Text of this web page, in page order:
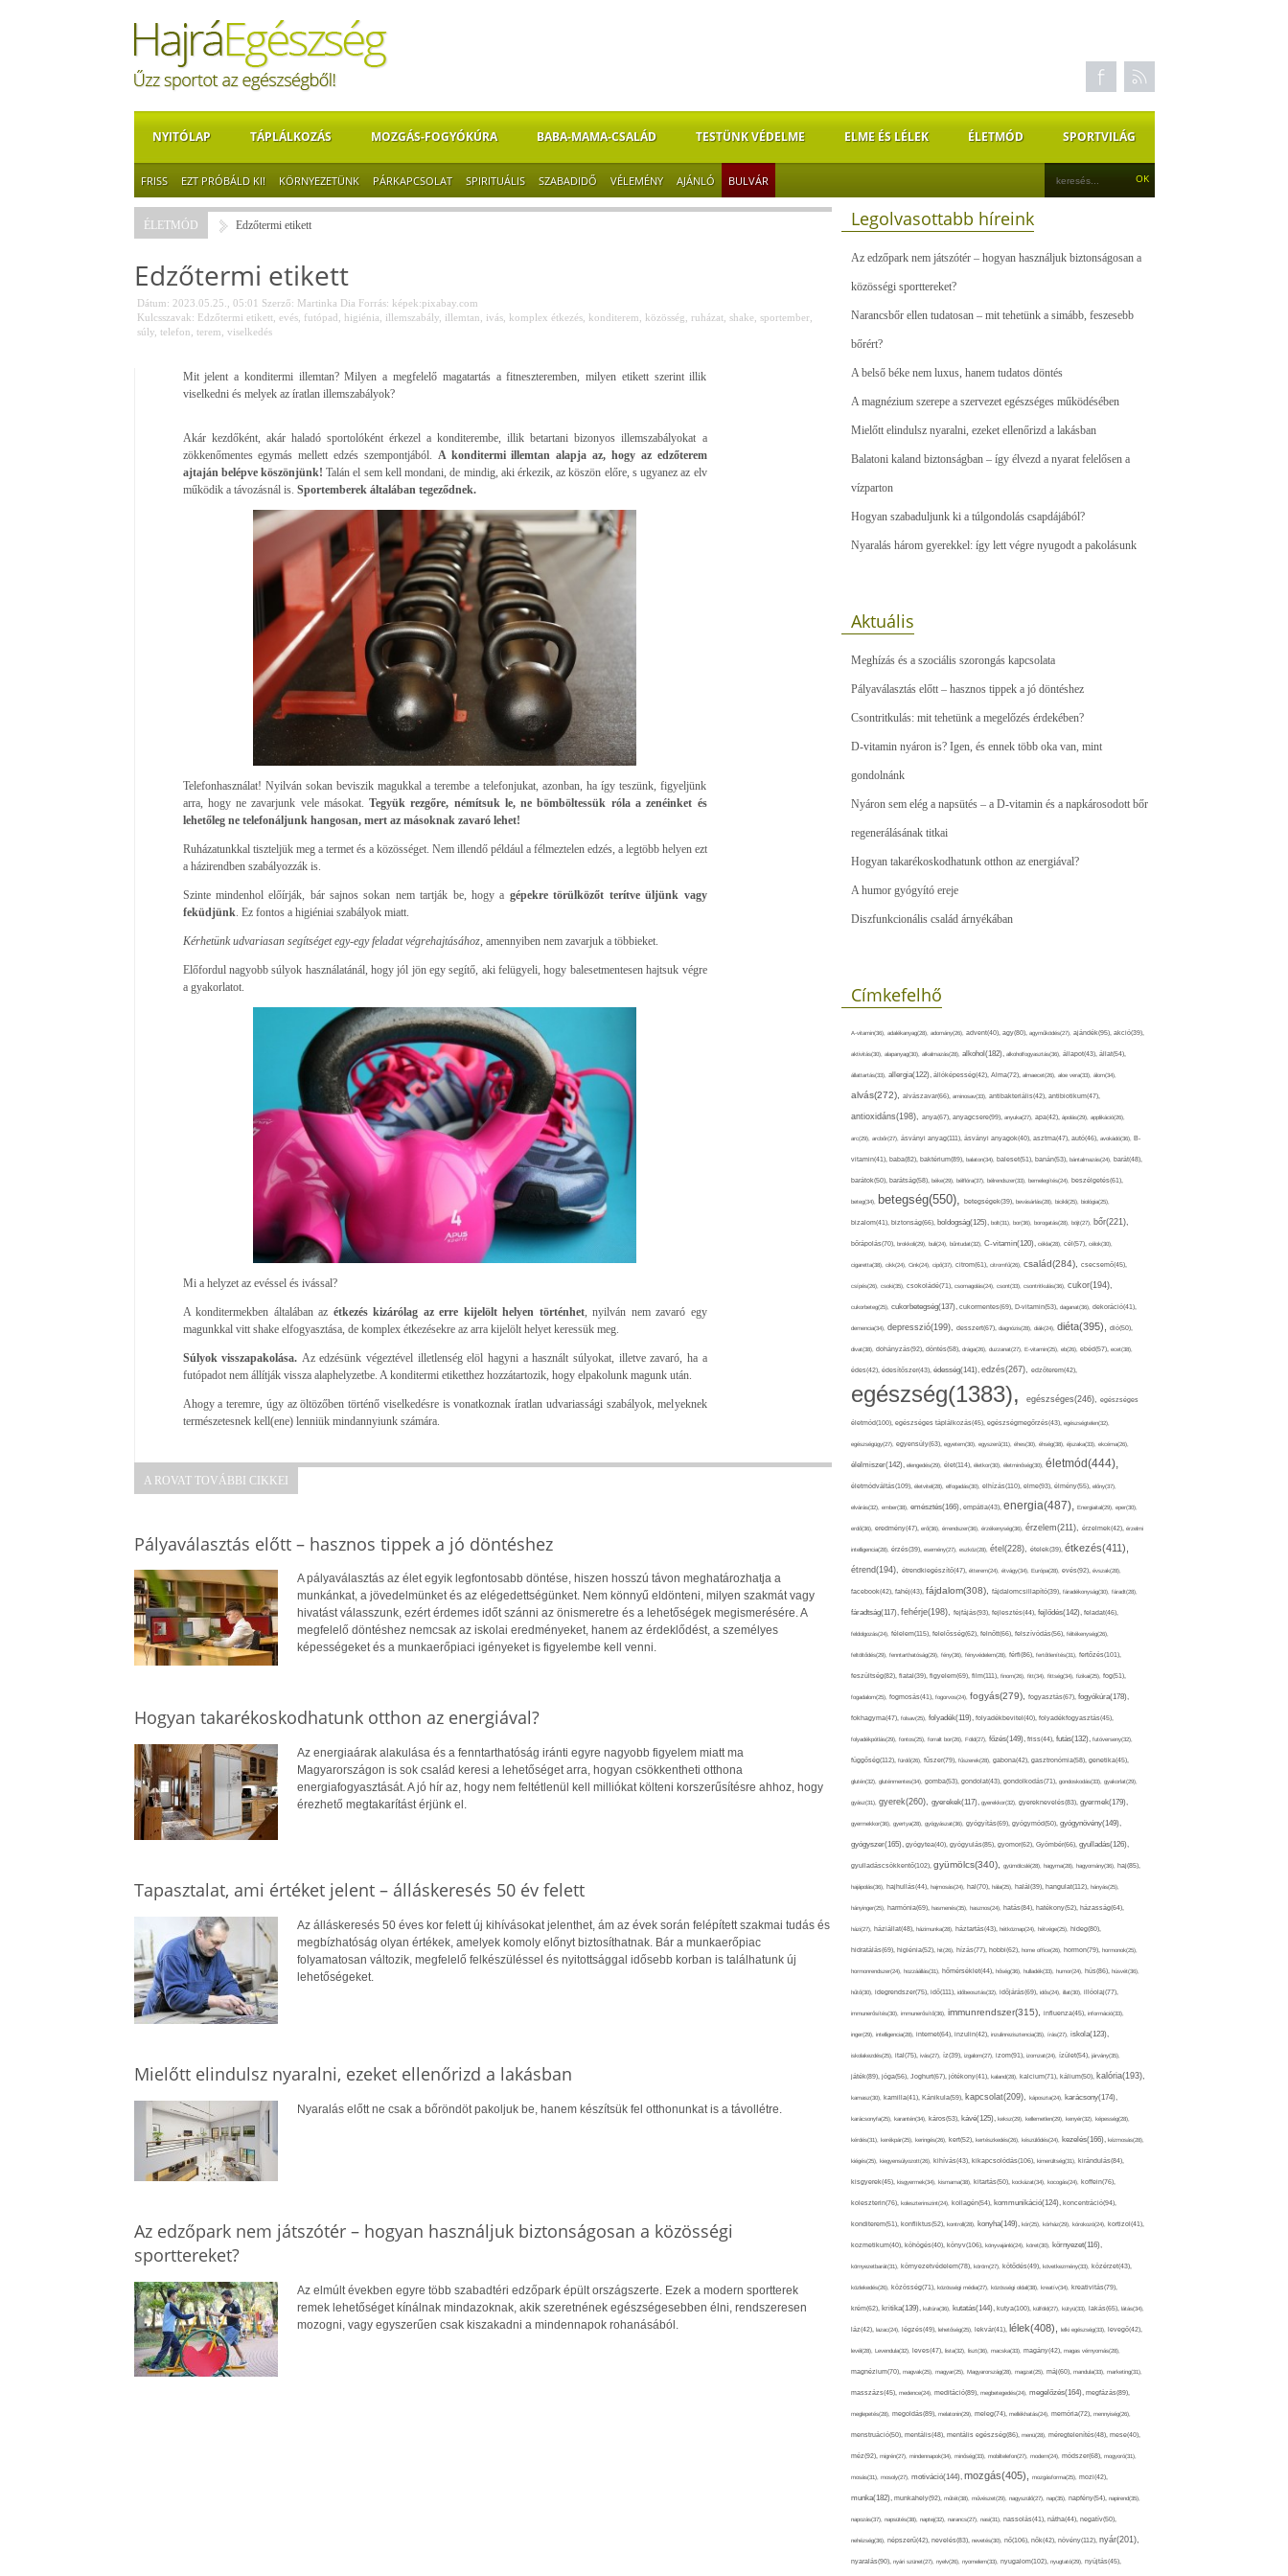
NYITÓLAP TÁPLÁLKOZÁS MOZGÁS-FOGYÓKÚRA BABA-MAMA-CSALÁD TESTÜNK VÉDELME ELME ÉS LÉLEK ÉLETMÓD SPORTVILÁG
FRISS EZT PRÓBÁLD KI! KÖRNYEZETÜNK PÁRKAPCSOLAT SPIRITUÁLIS SZABADIDŐ VÉLEMÉNY AJÁNLÓ BULVÁR
ÉLETMÓD Edzőtermi etikett
Edzőtermi etikett
Dátum: 2023.05.25., 05:01 Szerző: Martinka Dia Forrás: képek:pixabay.com
Kulcsszavak: Edzőtermi etikett, evés, futópad higiénia illemszabály, illemtan ivás, komplex étkezés, konditerem közösség ruházat, shake, sportember,
súly, telefon terem viselkedés
Mit jelent a konditermi illemtan? Milyen a megfelelő magatartás a fitneszteremben, milyen etikett szerint illik
viselkedni és melyek az íratlan illemszabályok?
Akár kezdőként, akár haladó sportolóként érkezel a konditerembe, illik betartani bizonyos illemszabályokat a
zökkenőmentes egymás mellett edzés szempontjából. A konditermi illemtan alapja az, hogy az edzőterem
ajtaján belépve köszönjünk!Talán el sem kell mondani, de mindig, aki érkezik, az köszön előre, s ugyanez az elv
működik a távozásnál is. Sportemberek általában tegeződnek.
Telefonhasználat! Nyilván sokan beviszik magukkal a terembe a telefonjukat, azonban, ha így teszünk, figyeljünk
arra, hogy ne zavarjunk vele másokat.Tegyük rezgőre, némítsuk le, ne bömböltessük róla a zenéinket és
lehetőleg ne telefonáljunk hangosan, mert az másoknak zavaró lehet!
Ruházatunkkal tiszteljük meg a termet és a közösséget. Nem illendő például a félmeztelen edzés, a legtöbb helyen ezt
a házirendben szabályozzák is.
Szinte mindenhol előírják, bár sajnos sokan nem tartják be, hogy a gépekre törülközőt terítve üljünk vagy
feküdjünk . Ez fontos a higiéniai szabályok miatt.
Kérhetünk udvariasan segítséget egy-egy feladat végrehajtásához, amennyiben nem zavarjuk a többieket.
Előfordul nagyobb súlyok használatánál, hogy jól jön egy segítő, aki felügyeli, hogy balesetmentesen hajtsuk végre
a gyakorlatot.
Mi a helyzet az evéssel és ivással?
A konditermekben általában az étkezés kizárólag az erre kijelölt helyen történhet, nyilván nem zavaró egy
magunkkal vitt shake elfogyasztása, de komplex étkezésekre az arra kijelölt helyet keressük meg.
Súlyok visszapakolása. Az edzésünk végeztével illetlenség elöl hagyni a használt súlyokat, illetve zavaró, ha a
futópadot nem állítják vissza alaphelyzetbe. A konditermi etiketthez hozzátartozik, hogy elpakolunk magunk után.
Ahogy a teremre, úgy az öltözőben történő viselkedésre is vonatkoznak íratlan udvariassági szabályok, melyeknek
természetesnek kell(ene) lenniük mindannyiunk számára.
A ROVAT TOVÁBBI CIKKEI
Pályaválasztás előtt – hasznos tippek a jó döntéshez
A pályaválasztás az élet egyik legfontosabb döntése, hiszen hosszú távon meghatározhatja a
munkánkat, a jövedelmünket és az elégedettségünket. Nem könnyű eldönteni, milyen szakmát vagy
hivatást válasszunk, ezért érdemes időt szánni az önismeretre és a lehetőségek megismerésére. A
megfelelő döntéshez nemcsak az iskolai eredményeket, hanem az érdeklődést, a személyes
képességeket és a munkaerőpiaci igényeket is figyelembe kell venni.
Hogyan takarékoskodhatunk otthon az energiával?
Az energiaárak alakulása és a fenntarthatóság iránti egyre nagyobb figyelem miatt ma
Magyarországon is sok család keresi a lehetőséget arra, hogyan csökkentheti otthona
energiafogyasztását. A jó hír az, hogy nem feltétlenül kell milliókat költeni korszerűsítésre ahhoz, hogy
érezhető megtakarítást érjünk el.
Tapasztalat, ami értéket jelent – álláskeresés 50 év felett
Az álláskeresés 50 éves kor felett új kihívásokat jelenthet, ám az évek során felépített szakmai tudás és
megbízhatóság olyan értékek, amelyek komoly előnyt biztosíthatnak. Bár a munkaerőpiac
folyamatosan változik, megfelelő felkészüléssel és nyitottsággal idősebb korban is találhatunk új
lehetőségeket.
Mielőtt elindulsz nyaralni, ezeket ellenőrizd a lakásban
Nyaralás előtt ne csak a bőröndöt pakoljuk be, hanem készítsük fel otthonunkat is a távollétre.
Az edzőpark nem játszótér – hogyan használjuk biztonságosan a közösségi
sporttereket?
Az elmúlt években egyre több szabadtéri edzőpark épült országszerte. Ezek a modern sportterek
remek lehetőséget kínálnak mindazoknak, akik szeretnének egészségesebben élni, rendszeresen
mozogni, vagy egyszerűen csak kiszakadni a mindennapok rohanásából.
Legolvasottabb híreink
Az edzőpark nem játszótér – hogyan használjuk biztonságosan a
közösségi sporttereket?
Narancsbőr ellen tudatosan – mit tehetünk a simább, feszesebb
bőrért?
A belső béke nem luxus, hanem tudatos döntés
A magnézium szerepe a szervezet egészséges működésében
Mielőtt elindulsz nyaralni, ezeket ellenőrizd a lakásban
Balatoni kaland biztonságban – így élvezd a nyarat felelősen a
vízparton
Hogyan szabaduljunk ki a túlgondolás csapdájából?
Nyaralás három gyerekkel: így lett végre nyugodt a pakolásunk
Aktuális
Meghízás és a szociális szorongás kapcsolata
Pályaválasztás előtt – hasznos tippek a jó döntéshez
Csontritkulás: mit tehetünk a megelőzés érdekében?
D-vitamin nyáron is? Igen, és ennek több oka van, mint
gondolnánk
Nyáron sem elég a napsütés – a D-vitamin és a napkárosodott bőr
regenerálásának titkai
Hogyan takarékoskodhatunk otthon az energiával?
A humor gyógyító ereje
Diszfunkcionális család árnyékában
Címkefelhő
A-vitamin(36), adalékanyag(28), adomány(26), advent(40), agy(80), agyműködés(27), ajándék(95), akció(39),
aktivitás(30), alapanyag(30), alkalmazás(28), alkohol(182), alkoholfogyasztás(36), állapot(43), állat(54),
állattartás(33), allergia(122), állóképesség(42), Alma(72), almaecet(26), aloe vera(33), álom(34),
alvás(272), alvászavar(66), aminosav(33), antibakteriális(42), antibiotikum(47),
antioxidáns(198), anya(67), anyagcsere(99), anyuka(27), apa(42), ápolás(29), applikáció(26),
arc(29), arcbőr(27), ásványi anyag(111), ásványi anyagok(40), asztma(47), autó(46), avokádó(36), B-
vitamin(41), baba(82), baktérium(89), balaton(34), baleset(51), banán(53), bántalmazás(24), barát(48),
barátok(50), barátság(58), béke(29), bélflóra(37), bélrendszer(33), bemelegítés(24), beszélgetés(61),
beteg(34), betegség(550), betegségek(39), bevásárlás(28), bicikli(25), biológia(25),
bizalom(41), biztonság(66), boldogság(125), bolt(31), bor(36), borogatás(28), böjt(27), bőr(221),
bőrápolás(70), brokkoli(29), buli(24), bűntudat(32), C-vitamin(120), cékla(28), cél(57), célok(30),
cigaretta(38), cikk(24), Cink(24), cipő(37), citrom(61), citromfű(26), család(284), csecsemő(45),
csípés(26), csoki(35), csokoládé(71), csomagolás(24), csont(33), csontritkulás(36), cukor(194),
cukorbeteg(25), cukorbetegség(137), cukormentes(69), D-vitamin(53), daganat(36), dekoráció(41),
demencia(34), depresszió(199), desszert(67), diagnózis(28), diák(24), diéta(395), dió(50),
divat(38), dohányzás(92), döntés(58), drága(26), duzzanat(27), E-vitamin(25), eb(26), ebéd(57), ecet(38),
édes(42), édesítőszer(43), édesség(141), edzés(267), edzőterem(42),
egészség(1383), egészséges(246), egészséges
életmód(100), egészséges táplálkozás(45), egészségmegőrzés(43), egészségtelen(32),
egészségügy(27), egyensúly(63), egyetem(30), egyszerű(31), éhes(30), éhség(38), éjszaka(33), ekcéma(26),
élelmiszer(142), elengedés(29), élet(114), életkor(30), életminőség(30), életmód(444),
életmódváltás(109), életvitel(28), elfogadás(30), elhízás(110), elme(93), élmény(55), előny(37),
elvárás(32), ember(38), emésztés(166), empátia(43), energia(487), Energiaital(29), eper(30),
erdő(36), eredmény(47), erő(36), érrendszer(36), érzékenység(36), érzelem(211), érzelmek(42), érzelmi
intelligencia(28), érzés(39), esemény(27), eszköz(28), étel(228), ételek(39), étkezés(411),
étrend(194), étrendkiegészítő(47), étterem(24), étvágy(34), Európa(28), evés(92), évszak(28),
facebook(42), fahéj(43), fájdalom(308), fájdalomcsillapító(39), fáradékonyság(30), fáradt(28),
fáradtság(117), fehérje(198), fejfájás(93), fejlesztés(44), fejlődés(142), feladat(46),
feldolgozás(24), félelem(115), felelősség(62), felnőtt(66), felszívódás(56), féltékenység(26),
feltöltődés(29), fenntarthatóság(29), fény(36), fényvédelem(28), férfi(86), fertőtlenítés(31), fertőzés(101),
feszültség(82), fiatal(39), figyelem(69), film(111), finom(26), fitt(34), fittség(34), fizikai(25), fog(51),
fogadalom(25), fogmosás(41), fogorvos(24), fogyás(279), fogyasztás(67), fogyókúra(178),
fokhagyma(47), folsav(25), folyadék(119), folyadékbevitel(40), folyadékfogyasztás(45),
folyadékpótlás(29), fontos(25), forralt bor(26), Föld(27), főzés(149), friss(44), futás(132), futóverseny(32),
függőség(112), fürdő(26), fűszer(79), fűszerek(28), gabona(42), gasztronómia(58), genetika(45),
glutén(32), gluténmentes(34), gomba(53), gondolat(43), gondolkodás(71), gondoskodás(33), gyakorlat(29),
gyász(31), gyerek(260), gyerekek(117), gyerekkor(32), gyereknevelés(83), gyermek(179),
gyermekkor(36), gyertya(28), gyógyászat(36), gyógyítás(69), gyógymód(50), gyógynövény(149),
gyógyszer(165), gyógytea(40), gyógyulás(85), gyomor(62), Gyömbér(66), gyulladás(126),
gyulladáscsökkentő(102), gyümölcs(340), gyümölcslé(28), hagyma(28), hagyomány(36), haj(85),
hajápolás(36), hajhullás(44), hajmosás(24), hal(70), hála(25), halál(39), hangulat(112), hányás(25),
hányinger(25), harmónia(69), hasmenés(35), hasznos(24), hatás(84), hatékony(52), házasság(64),
házi(27), háziállat(48), házimunka(28), háztartás(43), hétköznap(24), hétvége(25), hideg(80),
hidratálás(69), higiénia(52), hit(26), hízás(77), hobbi(62), home office(26), hormon(79), hormonok(25),
hormonrendszer(24), hozzáállás(31), hőmérséklet(44), hőség(36), hulladék(33), humor(24), hús(86), húsvét(36),
hűtő(30), idegrendszer(75), idő(111), időbeosztás(32), időjárás(69), idős(24), illat(30), illóolaj(77),
immunerősítés(30), immunerősítő(36), immunrendszer(315), influenza(45), információ(33),
inger(29), intelligencia(28), internet(64), inzulin(42), inzulinrezisztencia(35), írás(27), iskola(123),
iskolakezdés(25), ital(75), ivás(27), íz(39), izgalom(27), izom(91), izomzat(24), ízület(54), járvány(35),
játék(89), jóga(56), Joghurt(67), jótékony(41), kaland(28), kalcium(71), kálium(50), kalória(193),
kamasz(30), kamilla(41), Kánikula(59), kapcsolat(209), káposzta(24), karácsony(174),
karácsonyfa(25), karantén(34), káros(53), kávé(125), keksz(29), kellemetlen(29), kenyér(32), képesség(28),
kérdés(31), kerékpár(25), keringés(26), kert(52), kertészkedés(26), készülődés(24), kezelés(166), kézmosás(28),
kiégés(25), kiegyensúlyozott(26), kihívás(43), kikapcsolódás(106), kimerültség(31), kirándulás(84),
kisgyerek(45), kisgyermek(34), kismama(38), kitartás(50), kockázat(34), kocogás(24), koffein(76),
koleszterin(76), koleszterinszint(24), kollagén(54), kommunikáció(124), koncentráció(94),
konditerem(51), konfliktus(52), kontroll(28), konyha(149), kór(25), kórház(29), kórokozó(24), kortizol(41),
kozmetikum(40), köhögés(40), könyv(106), könyvajánló(24), köret(30), környezet(116),
környezetbarát(31), környezetvédelem(78), köröm(27), kötődés(49), következmény(33), közérzet(43),
közlekedés(26), közösség(71), közösségi média(27), közösségi oldal(38), kreatív(34), kreativitás(79),
krém(62), kritika(139), kultúra(36), kutatás(144), kutya(100), külföld(27), kütyü(33), lakás(65), látás(34),
láz(42), lazac(24), légzés(49), lehetőség(25), lekvár(41), lélek(408), lelki egészség(33), levegő(42),
levél(28), Levendula(32), leves(47), lista(32), liszt(36), macska(33), magány(42), magas vérnyomás(28),
magnézium(70), magvak(25), magyar(25), Magyarország(28), magzat(25), máj(60), mandula(33), marketing(31),
masszázs(45), medence(24), meditáció(89), megbetegedés(24), megelőzés(164), megfázás(89),
meglepetés(28), megoldás(89), melatonin(29), meleg(74), mellékhatás(24), memória(72), mennyiség(26),
menstruáció(50), mentális(48), mentális egészség(86), menü(28), méregtelenítés(48), mese(40),
méz(92), migrén(27), mindennapok(34), minőség(33), mobiltelefon(27), modern(24), módszer(68), mogyoró(31),
mosás(31), mosoly(27), motiváció(144), mozgás(405), mozgásforma(25), mozi(42),
munka(182), munkahely(92), műtét(38), művészet(29), nagyszülő(27), nap(35), napfény(54), napirend(35),
napozás(37), napsütés(38), naptej(32), narancs(27), nasi(31), nassolás(41), nátha(44), negatív(50),
nehézség(36), népszerű(42), nevelés(83), nevetés(30), nő(106), nők(42), növény(112), nyár(201),
nyaralás(90), nyári szünet(27), nyelv(26), nyomelem(33), nyugalom(102), nyugtató(29), nyújtás(45),